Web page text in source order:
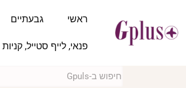
ראשי גבעתיים
פנאי, לייף סטייל, קניות